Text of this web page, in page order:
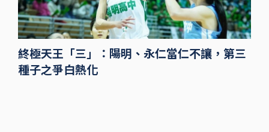
終極天王「三」：陽明、永仁當仁不讓，第三
種子之爭白熱化